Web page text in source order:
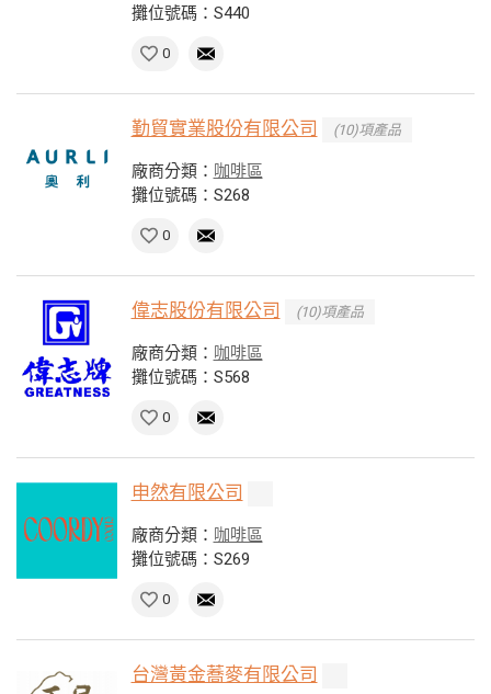
攤位號碼：S440
0
勤貿實業股份有限公司 (10)項產品
廠商分類： 咖啡區
攤位號碼：S268
0
偉志股份有限公司 (10)項產品
廠商分類： 咖啡區
攤位號碼：S568
0
申然有限公司
廠商分類： 咖啡區
攤位號碼：S269
0
台灣黃金蕎麥有限公司